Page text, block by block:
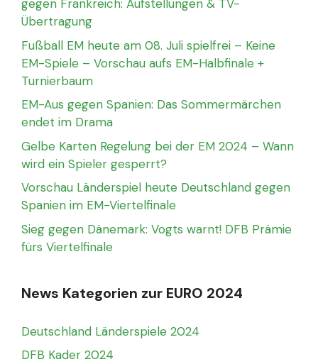
gegen Frankreich: Aufstellungen & TV-
Übertragung
Fußball EM heute am 08. Juli spielfrei – Keine
EM-Spiele – Vorschau aufs EM-Halbfinale +
Turnierbaum
EM-Aus gegen Spanien: Das Sommermärchen
endet im Drama
Gelbe Karten Regelung bei der EM 2024 – Wann
wird ein Spieler gesperrt?
Vorschau Länderspiel heute Deutschland gegen
Spanien im EM-Viertelfinale
Sieg gegen Dänemark: Vogts warnt! DFB Prämie
fürs Viertelfinale
News Kategorien zur EURO 2024
Deutschland Länderspiele 2024
DFB Kader 2024